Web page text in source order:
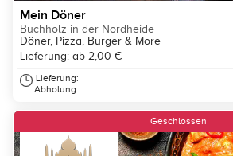
Mein Döner
Buchholz in der Nordheide
Döner, Pizza, Burger & More
Lieferung: ab 2,00 €
Lieferung:
Abholung:
Geschlossen